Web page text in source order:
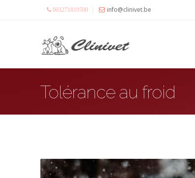
003271819500 info@clinivet.be
Tolérance au froid